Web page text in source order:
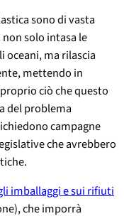
sono di vasta
solo intasa le
oceani, ma rilascia
mettendo in
ciò che questo
del problema
campagne
che avrebbero
imballaggi e sui rifiuti
che imporrà